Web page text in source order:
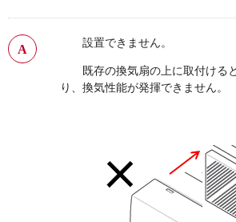
設置できません。
既存の換気扇の上に取付ける
り、換気性能が発揮できません。